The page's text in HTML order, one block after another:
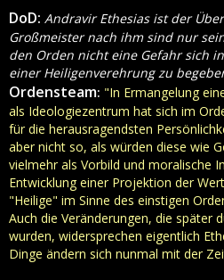
DoD: Andravir Ethesias ist der
Großmeister nach ihm sind nur
den Orden nicht eine Gefahr sich
einer Heiligenverehrung zu
Ordensteam: "In Ermangelung
als Ideologiezentrum hat sich im
für die herausragendsten
aber nicht so, als würden diese wie
vielmehr als Vorbild und moralische
Entwicklung einer Projektion der
"Heilige" im Sinne des einstigen
Auch die Veränderungen, die später
wurden, widersprechen eigentlich
Dinge ändern sich nunmal mit der